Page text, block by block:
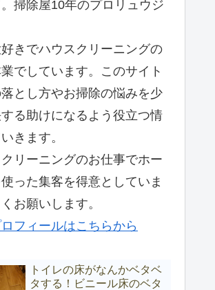
掃除屋10年のプロリュウジ
きでハウスクリーニングの
でしています。このサイト
とし方やお掃除の悩みを少
る助けになるよう役立つ情
きます。
リーニングのお仕事でホー
った集客を得意としていま
お願いします。
フィールはこちらから
トイレの床がなんかベタベ
タする！ビニール床のベタ